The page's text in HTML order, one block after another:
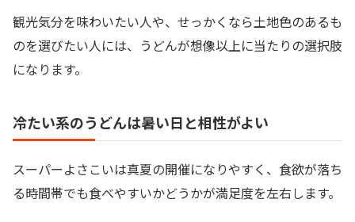
観光気分を味わいたい人や、せっかくなら土地色のあるも
のを選びたい人には、うどんが想像以上に当たりの選択肢
になります。
冷たい系のうどんは暑い日と相性がよい
スーパーよさこいは真夏の開催になりやすく、食欲が落ち
る時間帯でも食べやすいかどうかが満足度を左右します。